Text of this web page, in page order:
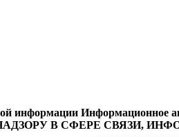
Информационное
ПО НАДЗОРУ В СФЕРЕ